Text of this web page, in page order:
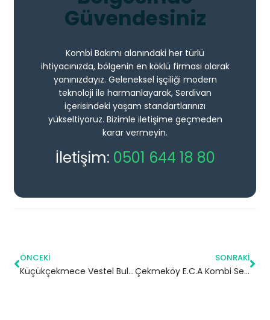
Güvendesiniz
Kombi Bakımı alanındaki her türlü
ihtiyacınızda, bölgenin en köklü firması olarak
yanınızdayız. Geleneksel işçiliği modern
teknoloji ile harmanlayarak, Serdivan
içerisindeki yaşam standartlarınızı
yükseltiyoruz. Bizimle iletişime geçmeden
karar vermeyin.
İletişim: 0501 644 18 80
ÖNCEKI
Küçükçekmece Vestel Bulaşık Makinesi Servisi
SONRAKI
Çekmeköy E.C.A Kombi Servisi – Yetkili Servis